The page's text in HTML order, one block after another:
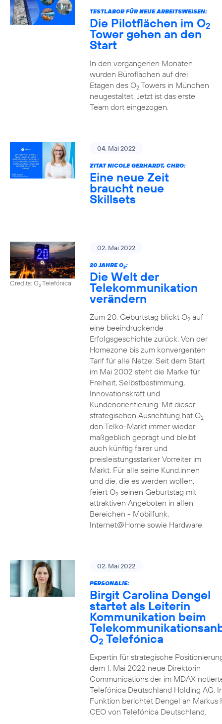
TESTLABOR FÜR NEUE ARBEITSWEISEN:
Die Pilotflächen im O2
Tower gehen an den
Start
In den vergangenen Monaten
wurden Büroflächen auf drei
Etagen des O2Towers in München
neugestaltet. Jetzt ist das erste
Team dort eingezogen.
04. Mai 2022
ZITAT NICOLE GERHARDT, CHRO:
Eine neue Zeit
braucht neue
Skillsets
Credits: O2Telefónica
02. Mai 2022
20 JAHRE O2:
Die Welt der
Telekommunikation
verändern
Zum 20. Geburtstag blickt O2auf
eine beeindruckende
Erfolgsgeschichte zurück. Von der
Homezone bis zum konvergenten
Tarif für alle Netze: Seit dem Start
im Mai 2002 steht die Marke für
Freiheit, Selbstbestimmung,
Innovationskraft und
Kundenorientierung. Mit dieser
strategischen Ausrichtung hat O2
den Telko-Markt immer wieder
maßgeblich geprägt und bleibt
auch künftig fairer und
preisleistungsstarker Vorreiter im
Markt. Für alle seine Kund:innen
und die, die es werden wollen,
feiert O2seinen Geburtstag mit
attraktiven Angeboten in allen
Bereichen - Mobilfunk,
Internet@Home sowie Hardware.
02. Mai 2022
PERSONALIE:
Birgit Carolina Dengel
startet als Leiterin
Kommunikation beim
O2 Telefónica
Expertin für strategische
dem 1. Mai 2022 neue Direktorin
Communications der im MDAX
Telefónica Deutschland Holding AG.
Funktion berichtet Dengel an Markus
CEO von Telefónica Deutschland.